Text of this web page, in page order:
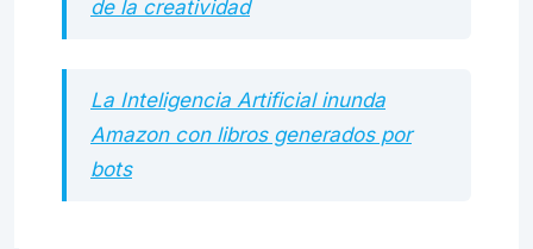
de la creatividad
La Inteligencia Artificial inunda
Amazon con libros generados por
bots